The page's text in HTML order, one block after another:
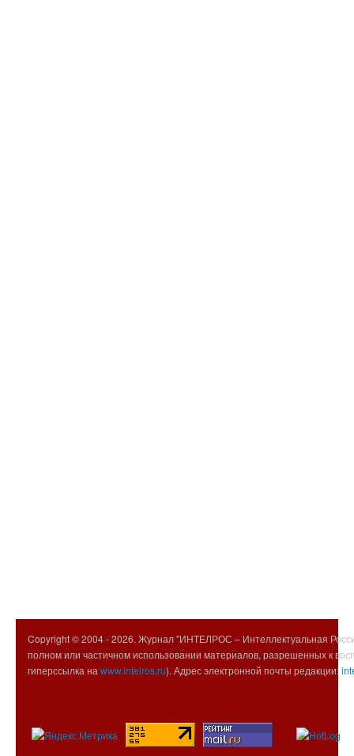
Copyright © 2004 -2026. Журнал "ИНТЕЛРОС – Интеллектуальная
полном или частичном использовании материалов, разрешенных к
гиперссылка на www.intelros.ru). Адрес электронной почты редакции: